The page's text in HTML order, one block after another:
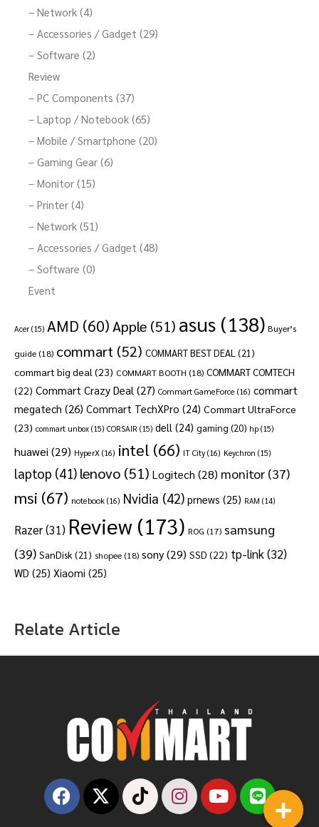
– Network (4)
– Accessories / Gadget (29)
– Software (2)
Review
– PC Components (37)
– Laptop / Notebook (65)
– Mobile / Smartphone (20)
– Gaming Gear (6)
– Monitor (15)
– Printer (4)
– Network (51)
– Accessories / Gadget (48)
– Software (0)
Event
Acer (15) AMD (60)Apple (51) asus (138) Buyer’s
guide (18) commart (52) COMMART BEST DEAL (21)
commart big deal (23) COMMART BOOTH (18) COMMART COMTECH
(22) Commart Crazy Deal (27) Commart GameForce (16) commart
megatech (26) Commart TechXPro (24) Commart UltraForce
(23) commart unbox (15) CORSAIR (15) dell (24) gaming (20) hp (15)
huawei (29) HyperX (16) intel (66) IT City (16) Keychron (15)
laptop (41) lenovo (51) Logitech (28) monitor (37)
msi (67) notebook (16) Nvidia (42) prnews (25) RAM (14)
Razer(31) Review (173) ROG (17) samsung
(39) SanDisk (21) shopee (18) sony(29) SSD (22) tp-link(32)
WD (25) Xiaomi (25)
Relate Article